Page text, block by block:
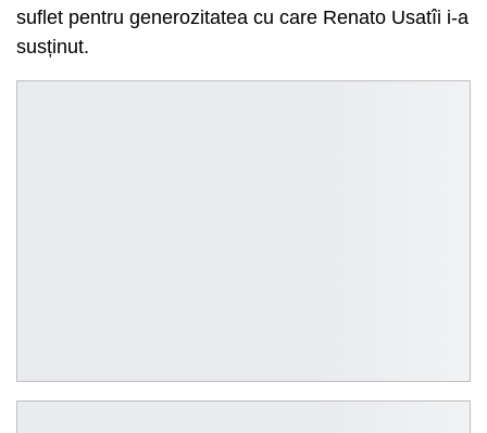
suflet pentru generozitatea cu care Renato Usatîi i-a
susținut.